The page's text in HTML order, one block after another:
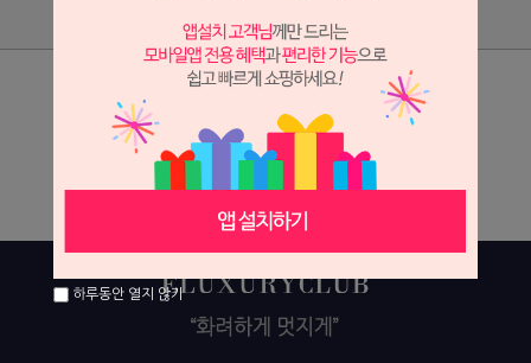
상세 정보를 확대해 보실 수 있습니다.
하루동안 열지 않기